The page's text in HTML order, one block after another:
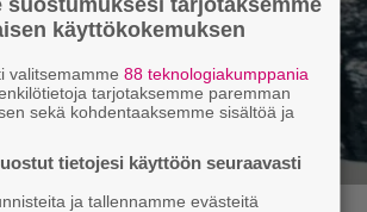
suostumuksesi tarjotaksemme
käyttökokemuksen
valitsemamme88 teknologiakumppania
tarjotaksemme paremman
sekä kohdentaaksemme sisältöä ja
tietojesi käyttöön seuraavasti
ja tallennamme evästeitä